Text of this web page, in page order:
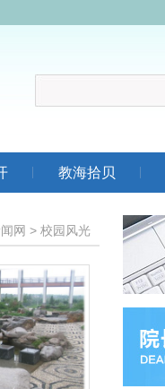
教海拾贝
网 > 校园风光